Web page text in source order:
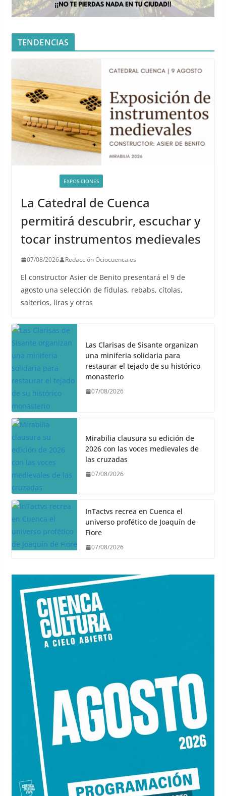
TENDENCIAS
EXPOSICIONES
La Catedral de Cuenca
permitirá descubrir, escuchar y
tocar instrumentos medievales
07/08/2026 Redacción Ociocuenca.es
El constructor Asier de Benito presentará el 9 de
agosto una selección de fídulas, rebabs, cítolas,
salterios, liras y otros
Las Clarisas de Sisante organizan
una miniferia solidaria para
restaurar el tejado de su histórico
monasterio
07/08/2026
Mirabilia clausura su edición de
2026 con las voces medievales de
las cruzadas
07/08/2026
InTactvs recrea en Cuenca el
universo profético de Joaquín de
Fiore
07/08/2026